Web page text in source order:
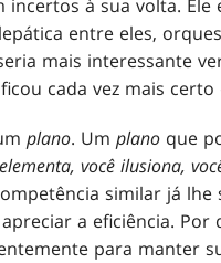
incertos à sua volta.
entre eles,
mais interessante
cada vez mais
plano. Um plano que
você ilusiona,
similar já
a eficiência.
para manter